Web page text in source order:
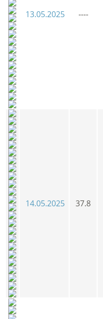
13.05.2025 ----
14.05.2025 37.8